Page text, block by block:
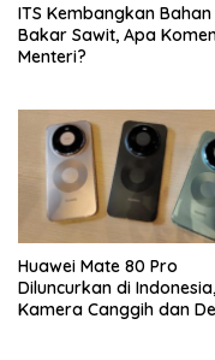
ITS Kembangkan Bahan
Bakar Sawit, Apa
Menteri?
Huawei Mate 80 Pro
Diluncurkan di Indonesia,
Kamera Canggih dan